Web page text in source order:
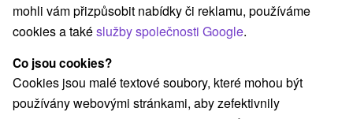
Všechny kategorie
Pobyty v akci(11)
Wellness pobyty(32) Víkendové pobyty(22)
Romantické pobyty
Rodinné pobyty(20)
mohli vám přizpůsobit nabídky či reklamu, používáme
cookies a takéslužby společnosti Google.
Co jsou cookies?
Cookies jsou malé textové soubory, které mohou být
používány webovými stránkami, aby zefektivnily